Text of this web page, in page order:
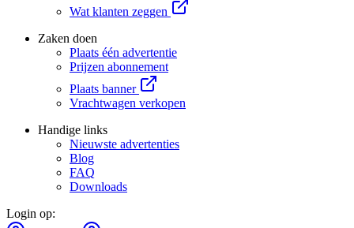
Wat klanten zeggen
Zaken doen
Plaats één advertentie
Prijzen abonnement
Plaats banner
Vrachtwagen verkopen
Handige links
Nieuwste advertenties
Blog
FAQ
Downloads
Login op: